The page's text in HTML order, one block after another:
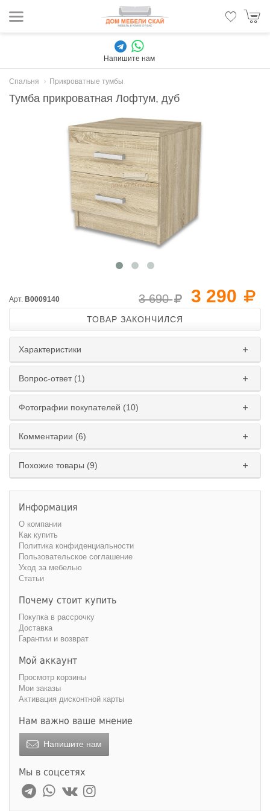
Напишите нам
Спальня Прикроватные тумбы
Тумба прикроватная Лофтум, дуб
3 290
3 690
Арт. B0009140
ТОВАР ЗАКОНЧИЛСЯ
Характеристики
Вопрос-ответ (1)
Фотографии покупателей (10)
Комментарии (6)
Похожие товары (9)
Информация
О компании
Как купить
Политика конфиденциальности
Пользовательское соглашение
Уход за мебелью
Статьи
Почему стоит купить
Покупка в рассрочку
Доставка
Гарантии и возврат
Мой аккаунт
Просмотр корзины
Мои заказы
Активация дисконтной карты
Нам важно ваше мнение
Напишите нам
Мы в соцсетях